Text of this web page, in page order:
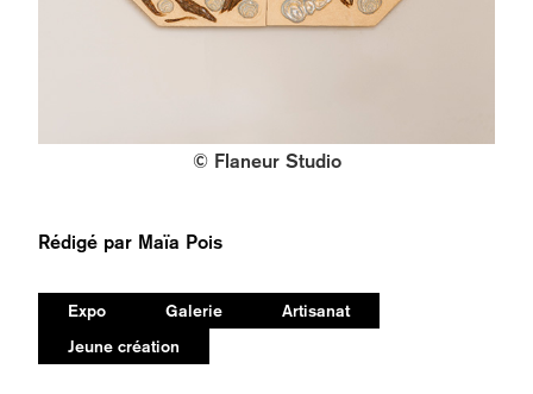
© Flaneur Studio
Rédigé par Maïa Pois
Expo Galerie
Artisanat
Jeune création